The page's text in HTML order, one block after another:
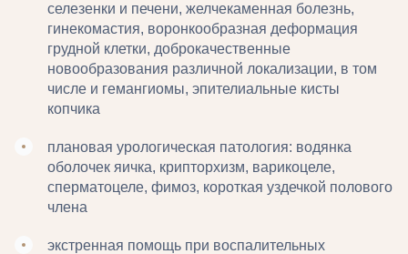
селезенки и печени, желчекаменная болезнь,
гинекомастия, воронкообразная деформация
грудной клетки, доброкачественные
новообразования различной локализации, в том
числе и гемангиомы, эпителиальные кисты
копчика
плановая урологическая патология: водянка
оболочек яичка, крипторхизм, варикоцеле,
сперматоцеле, фимоз, короткая уздечкой полового
члена
экстренная помощь при воспалительных